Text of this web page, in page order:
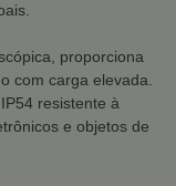
proporciona
com carga elevada.
resistente à
e objetos de